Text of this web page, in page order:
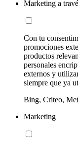
Marketing a
Con tu
promociones
productos
personales
externos y
siempre que ya
Bing, Criteo,
Marketing